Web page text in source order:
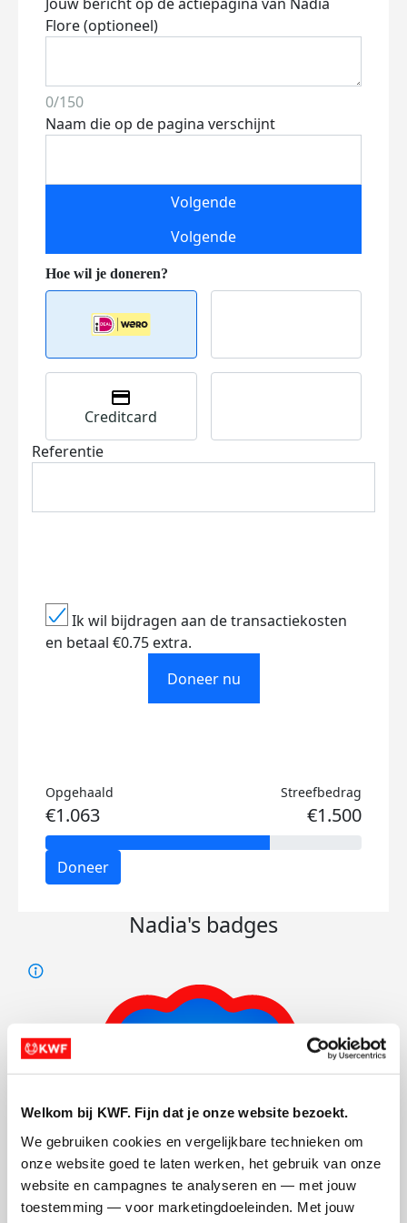
Welkom bij KWF. Fijn dat je onze website bezoekt.
We gebruiken cookies en vergelijkbare technieken om
onze website goed te laten werken, het gebruik van onze
website en campagnes te analyseren en — met jouw
toestemming — voor marketingdoeleinden. Met jouw
Flore (optioneel)
0/150
Naam die op de pagina verschijnt
Volgende
Volgende
Creditcard
Referentie
Ik wil bijdragen aan de transactiekosten
en betaal €0.75 extra.
Doneer nu
Opgehaald
€1.063
Streefbedrag
€1.500
Doneer
Nadia's badges